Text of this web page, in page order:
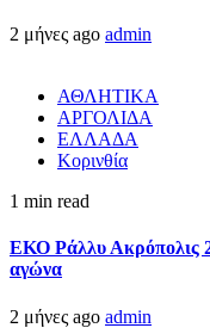
2 μήνες ago admin
ΑΘΛΗΤΙΚΑ
ΑΡΓΟΛΙΔΑ
ΕΛΛΑΔΑ
Κορινθία
1 min read
ΕΚΟ Ράλλυ Ακρόπολις
αγώνα
2 μήνες ago admin